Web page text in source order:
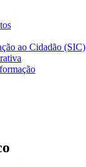
ao Cidadão (SIC)